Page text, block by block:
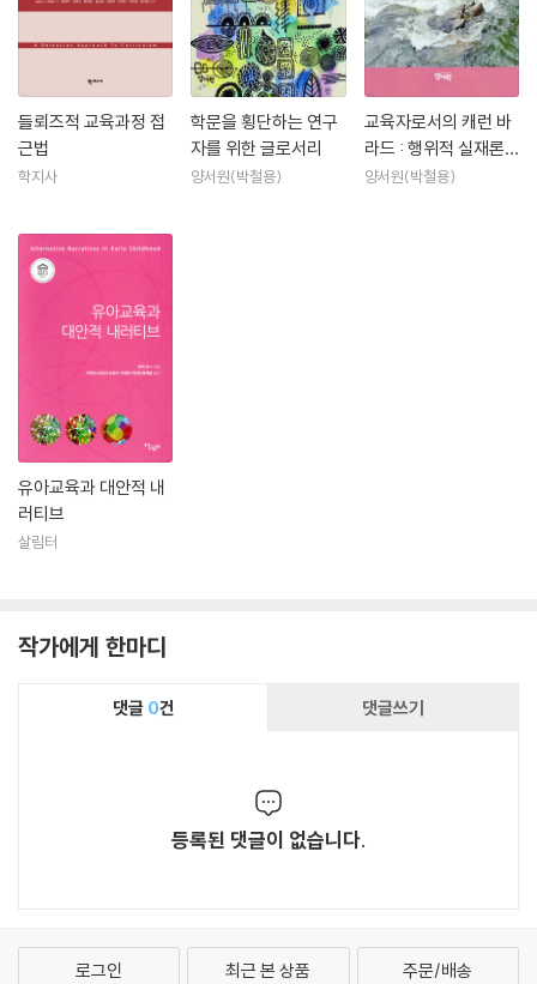
들뢰즈적 교육과정 접
근법
학지사
학문을 횡단하는 연구
자를 위한 글로서리
양서원(박철용)
교육자로서의 캐런 바
라드 : 행위적 실재론
과 교육
양서원(박철용)
유아교육과 대안적 내
러티브
살림터
작가에게 한마디
댓글 0건 댓글쓰기
등록된 댓글이 없습니다.
로그인 최근 본 상품 주문/배송